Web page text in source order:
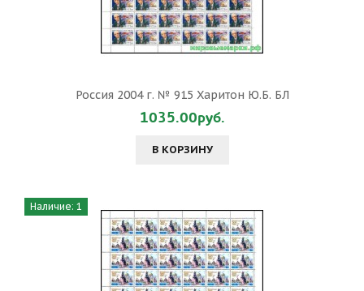
Россия 2004 г. № 915 Харитон Ю.Б. БЛ
1035.00руб.
В КОРЗИНУ
Наличие: 1